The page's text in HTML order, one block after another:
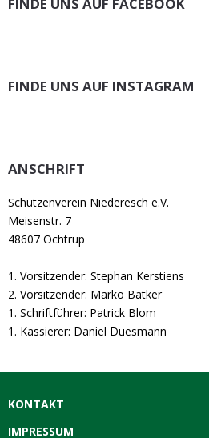
FINDE UNS AUF INSTAGRAM
ANSCHRIFT
Schützenverein Niederesch e.V.
Meisenstr. 7
48607 Ochtrup
1. Vorsitzender: Stephan Kerstiens
2. Vorsitzender: Marko Bätker
1. Schriftführer: Patrick Blom
1. Kassierer: Daniel Duesmann
KONTAKT
IMPRESSUM